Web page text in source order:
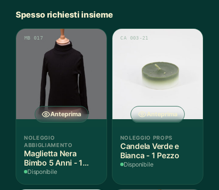
Spesso richiesti insieme
Anteprima
MB 017
NOLEGGIO
ABBIGLIAMENTO
Maglietta Nera
Bimbo 5 Anni - 1
Pezzo
Disponibile
Anteprima
CA 003-21
NOLEGGIO PROPS
Candela Verde e
Bianca - 1 Pezzo
Disponibile